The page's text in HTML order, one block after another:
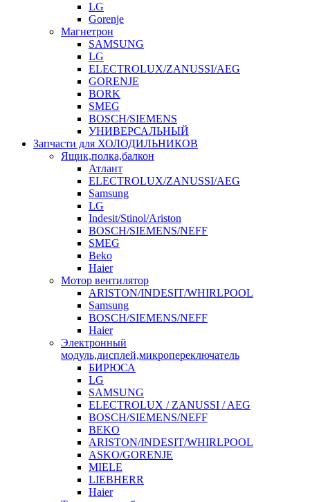
LG
Gorenje
Магнетрон
SAMSUNG
LG
ELECTROLUX/ZANUSSI/AEG
GORENJE
BORK
SMEG
BOSCH/SIEMENS
УНИВЕРСАЛЬНЫЙ
Запчасти для ХОЛОДИЛЬНИКОВ
Ящик,полка,балкон
Атлант
ELECTROLUX/ZANUSSI/AEG
Samsung
LG
Indesit/Stinol/Ariston
BOSCH/SIEMENS/NEFF
SMEG
Beko
Haier
Мотор вентилятор
ARISTON/INDESIT/WHIRLPOOL
Samsung
BOSCH/SIEMENS/NEFF
Haier
Электронный
модуль,дисплей,микропереключатель
БИРЮСА
LG
SAMSUNG
ELECTROLUX / ZANUSSI / AEG
BOSCH/SIEMENS/NEFF
BEKO
ARISTON/INDESIT/WHIRLPOOL
ASKO/GORENJE
MIELE
LIEBHERR
Haier